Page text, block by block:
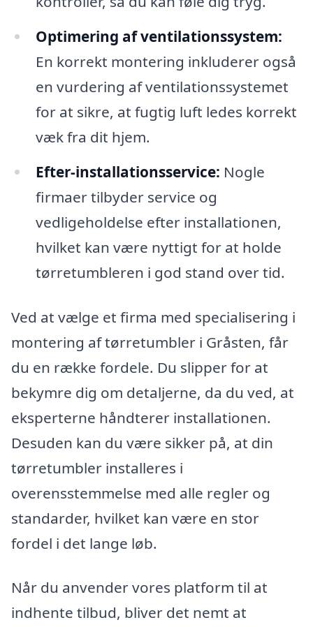
Optimering af ventilationssystem:
En korrekt montering inkluderer også
en vurdering af ventilationssystemet
for at sikre, at fugtig luft ledes korrekt
væk fra dit hjem.
Efter-installationsservice: Nogle
firmaer tilbyder service og
vedligeholdelse efter installationen,
hvilket kan være nyttigt for at holde
tørretumbleren i god stand over tid.
Ved at vælge et firma med specialisering i
montering af tørretumbler i Gråsten, får
du en række fordele. Du slipper for at
bekymre dig om detaljerne, da du ved, at
eksperterne håndterer installationen.
Desuden kan du være sikker på, at din
tørretumbler installeres i
overensstemmelse med alle regler og
standarder, hvilket kan være en stor
fordel i det lange løb.
Når du anvender vores platform til at
indhente tilbud, bliver det nemt at